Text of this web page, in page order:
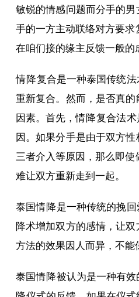
敏锐的情感问题而分手的
手的一方主动联络对方要求
在咱们接的缘主反馈一般的
情降复合是一种泰国传统
重新复合。然而，是否真
因素。首先，情降复合法
因。如果分手是由于双方
三者介入等原因，那么即使
难让双方重新走到一起。
泰国情降是一种传统的挽
降术增加双方的感情，让
方法的效果因人而异，不能
泰国情降被认为是一种有